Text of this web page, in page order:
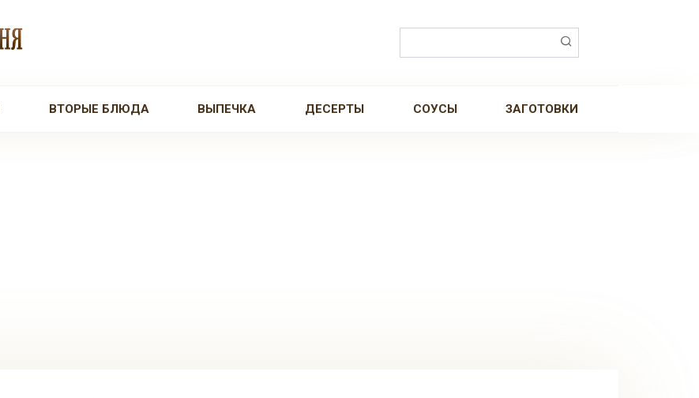
ВТОРЫЕ БЛЮДА ВЫПЕЧКА ДЕСЕРТЫ СОУСЫ ЗАГОТОВКИ